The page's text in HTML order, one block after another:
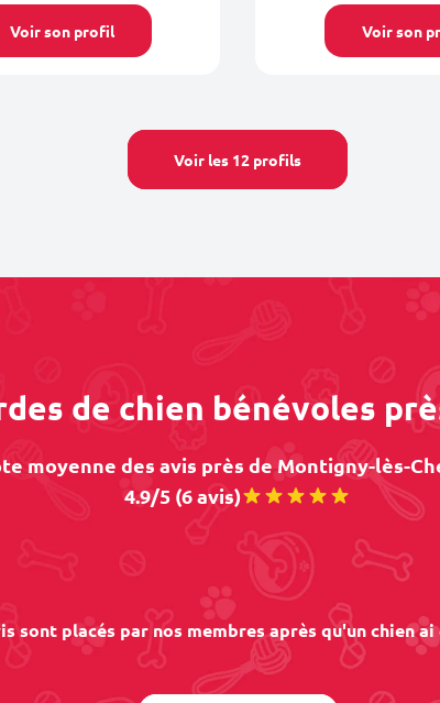
Voir son profil Voir son
Voir les 12 profils
de chien bénévoles
moyenne des avis près de Montigny-lès-
4.9/5 (6 avis)
sont placés par nos membres après qu'un chien